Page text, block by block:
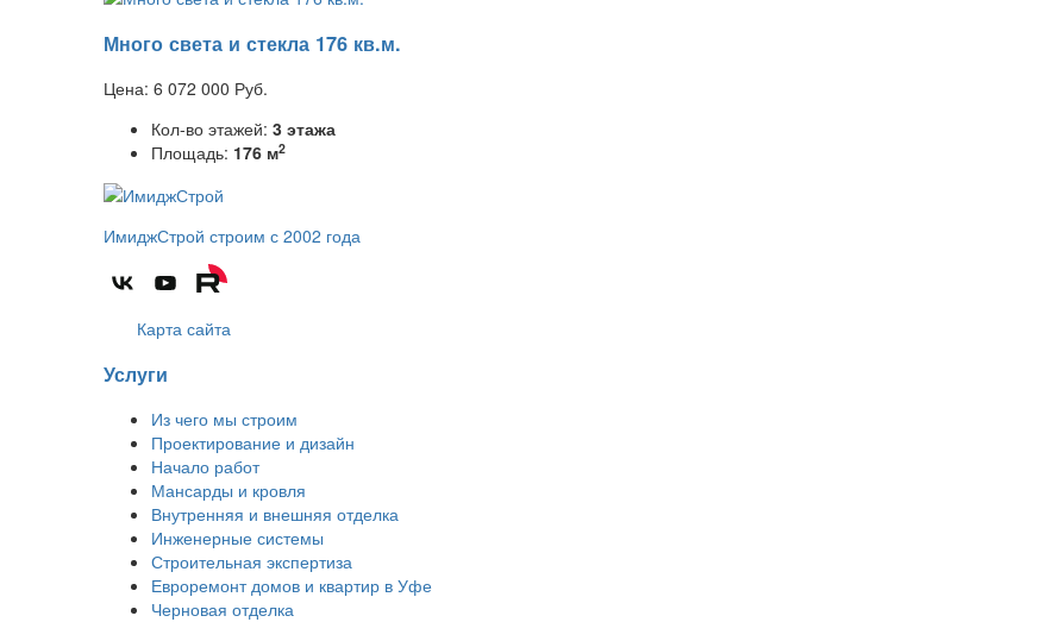
Много света и стекла 176 кв.м.
Цена: 6 072 000 Руб.
Кол-во этажей: 3 этажа
Площадь: 176 м2
ИмиджСтрой строим с 2002 года
Карта сайта
Услуги
Из чего мы строим
Проектирование и дизайн
Начало работ
Мансарды и кровля
Внутренняя и внешняя отделка
Инженерные системы
Строительная экспертиза
Евроремонт домов и квартир в Уфе
Черновая отделка